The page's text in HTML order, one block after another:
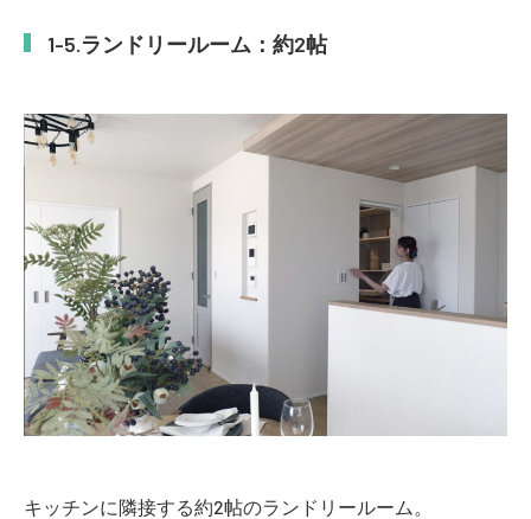
ランドリールーム：約2帖
キッチンに隣接する約2帖のランドリールーム。